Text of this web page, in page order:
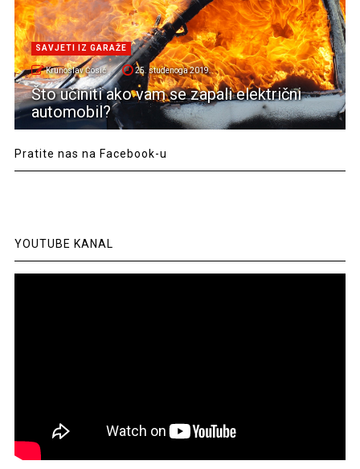
SAVJETI IZ GARAŽE
Krunoslav Ćosić 25. studenoga 2019.
Što učiniti ako vam se zapali električni
automobil?
Pratite nas na Facebook-u
YOUTUBE KANAL